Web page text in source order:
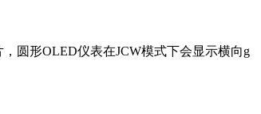
圆形OLED仪表在JCW模式下会显示横向g